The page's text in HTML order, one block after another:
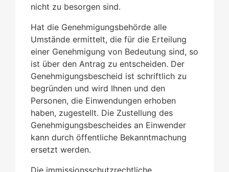
nicht zu besorgen sind.
Hat die Genehmigungsbehörde alle
Umstände ermittelt, die für die Erteilung
einer Genehmigung von Bedeutung sind, so
ist über den Antrag zu entscheiden. Der
Genehmigungsbescheid ist schriftlich zu
begründen und wird Ihnen und den
Personen, die Einwendungen erhoben
haben, zugestellt. Die Zustellung des
Genehmigungsbescheides an Einwender
kann durch öffentliche Bekanntmachung
ersetzt werden.
Die immissionsschutzrechtliche